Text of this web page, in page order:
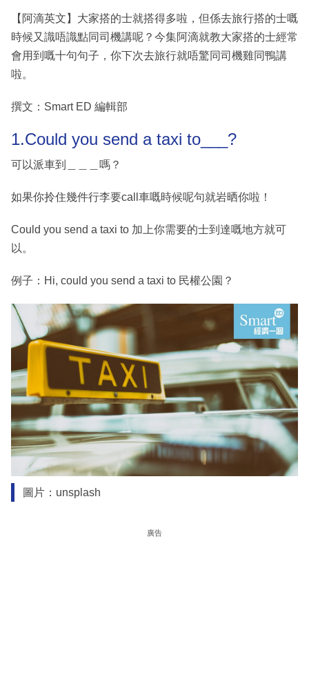
【阿滴英文】大家搭的士就搭得多啦，但係去旅行搭的士嘅
時候又識唔識點同司機講呢？今集阿滴就教大家搭的士經常
會用到嘅十句句子，你下次去旅行就唔驚同司機雞同鴨講
啦。
撰文：Smart ED 編輯部
1.Could you send a taxi to___?
可以派車到＿＿＿嗎？
如果你拎住幾件行李要call車嘅時候呢句就岩晒你啦！
Could you send a taxi to 加上你需要的士到達嘅地方就可
以。
例子：Hi, could you send a taxi to 民權公園？
圖片：unsplash
廣告